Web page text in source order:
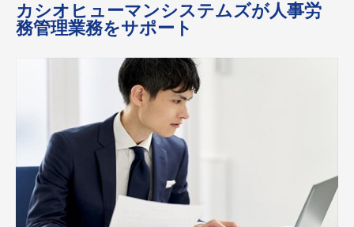
カシオヒューマンシステムズが人事労
務管理業務をサポート
お問い合わせ
無料個別相談会
イベント・セミナー
メンバーズサイト